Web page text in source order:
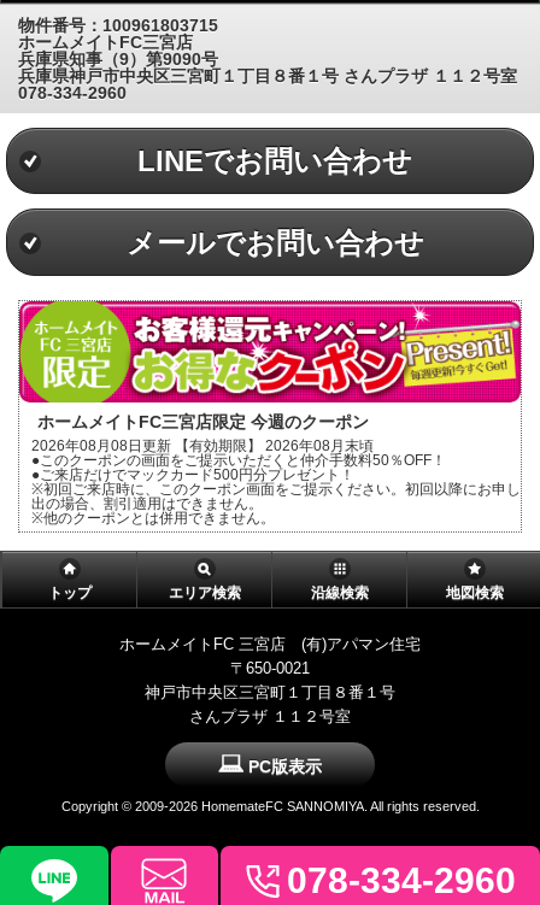
物件番号：100961803715
ホームメイトFC三宮店
兵庫県知事（9）第9090号
兵庫県神戸市中央区三宮町１丁目８番１号 さんプラザ １１２号室
078-334-2960
LINEでお問い合わせ
メールでお問い合わせ
ホームメイトFC三宮店限定 今週のクーポン
2026年08月08日更新 【有効期限】 2026年08月末頃
●このクーポンの画面をご提示いただくと仲介手数料50％OFF！
●ご来店だけでマックカード500円分プレゼント！
※初回ご来店時に、このクーポン画面をご提示ください。初回以降にお申し
出の場合、割引適用はできません。
※他のクーポンとは併用できません。
トップ エリア検索 沿線検索 地図検索
ホームメイトFC 三宮店 (有)アパマン住宅
〒650-0021
神戸市中央区三宮町１丁目８番１号
さんプラザ １１２号室
078-334-2960
PC版表示
Copyright © 2009-2026 HomemateFC SANNOMIYA. All rights reserved.